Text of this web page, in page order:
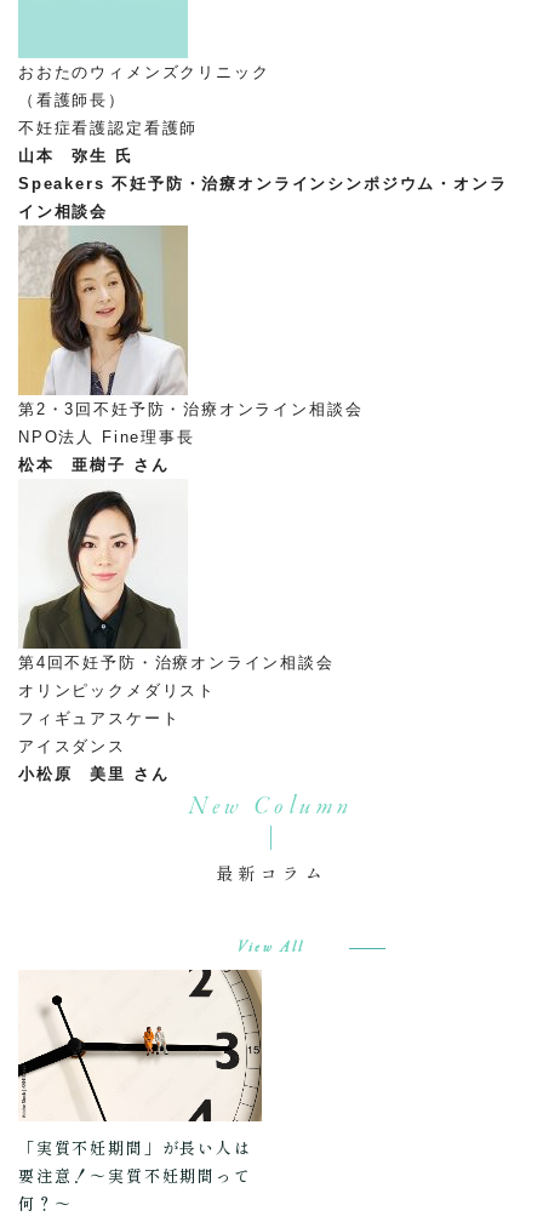
おおたのウィメンズクリニック
（看護師長）
不妊症看護認定看護師
山本 弥生 氏
Speakers 不妊予防・治療オンラインシンポジウム・オンラ
イン相談会
第2・3回不妊予防・治療オンライン相談会
NPO法人 Fine理事長
松本 亜樹子 さん
第4回不妊予防・治療オンライン相談会
オリンピックメダリスト
フィギュアスケート
アイスダンス
小松原 美里 さん
New Column
最新コラム
View All
「実質不妊期間」が長い人は
要注意！～実質不妊期間って
何？～